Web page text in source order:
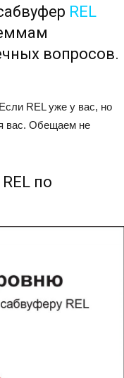
REL
вопросов.
REL уже у вас, но
вас. Обещаем не
по